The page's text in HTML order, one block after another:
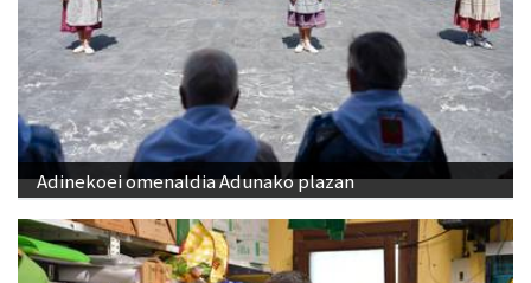
Adinekoei omenaldia Adunako plazan